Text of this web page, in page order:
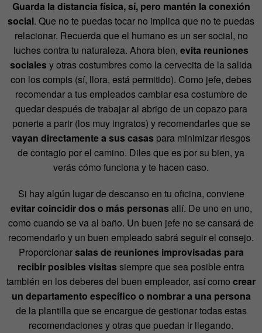
Guarda la distancia física, sí, pero mantén la conexión
social. Que no te puedas tocar no implica que no te puedas
relacionar. Recuerda que el humano es un ser social, no
luches contra tu naturaleza. Ahora bien, evita reuniones
socialesy otras costumbres como la cervecita de la salida
con los compis (sí, llora, está permitido). Como jefe, debes
recomendar a tus empleados cambiar esa costumbre de
quedar después de trabajar al abrigo de un copazo para
ponerte a parir (los muy ingratos) y recomendarles que se
vayan directamente a sus casas para minimizar riesgos
de contagio por el camino. Diles que es por su bien, ya
verás cómo funciona y te hacen caso.
Si hay algún lugar de descanso en tu oficina, conviene
evitar coincidir dos o más personasallí. De uno en uno,
como cuando se va al baño. Un buen jefe no se cansará de
recomendarlo y un buen empleado sabrá seguir el consejo.
Proporcionarsalas de reuniones improvisadas para
recibir posibles visitassiempre que sea posible entra
también en los deberes del buen empleador, así como crear
un departamento específico o nombrar a una persona
de la plantilla que se encargue de gestionar todas estas
recomendaciones y otras que puedan ir llegando.